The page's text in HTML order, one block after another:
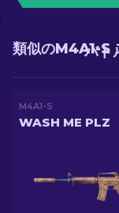
バト
類似のM4A1-S
M4A1-S
WASH ME PLZ